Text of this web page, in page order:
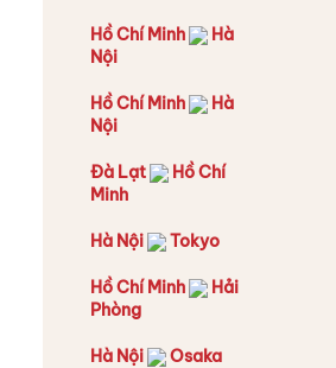
Hồ Chí Minh
Hà
Nội
Hồ Chí Minh
Hà
Nội
Đà Lạt
Hồ Chí
Minh
Hà Nội Tokyo
Hồ Chí Minh
Hải
Phòng
Hà Nội Osaka